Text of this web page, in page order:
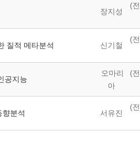
장지성
(
질적 메타분석 신기철
(
공지능
오마리
아
(
향분석 서유진
(